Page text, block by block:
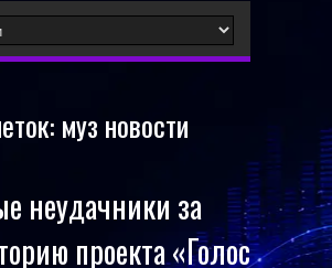
муз новости
неудачники за
проекта «Голос